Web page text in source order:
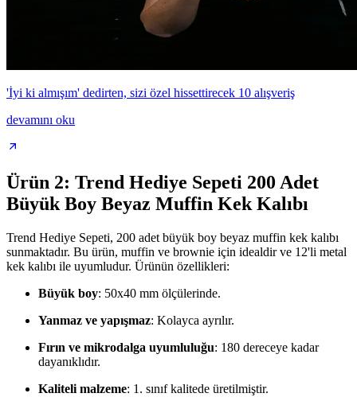
'İyi ki almışım' dedirten, sizi özel hissettirecek 10 alışveriş
devamını oku
Ürün 2: Trend Hediye Sepeti 200 Adet
Büyük Boy Beyaz Muffin Kek Kalıbı
Trend Hediye Sepeti, 200 adet büyük boy beyaz muffin kek kalıbı
sunmaktadır. Bu ürün, muffin ve brownie için idealdir ve 12'li metal
kek kalıbı ile uyumludur. Ürünün özellikleri:
Büyük boy: 50x40 mm ölçülerinde.
Yanmaz ve yapışmaz: Kolayca ayrılır.
Fırın ve mikrodalga uyumluluğu: 180 dereceye kadar
dayanıklıdır.
Kaliteli malzeme: 1. sınıf kalitede üretilmiştir.